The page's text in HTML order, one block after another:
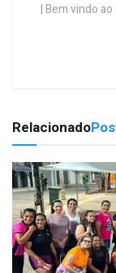
| Bem vindo
Relacionado